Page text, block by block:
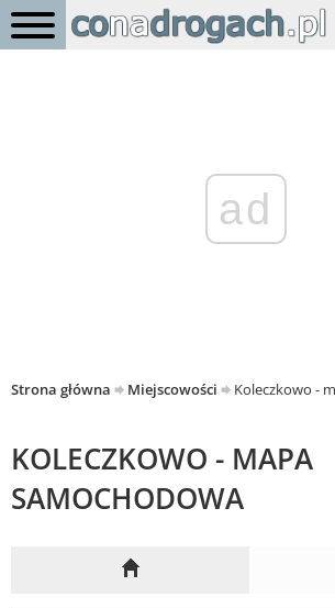
ad
Strona główna Miejscowości Koleczkowo -
KOLECZKOWO - MAPA
SAMOCHODOWA